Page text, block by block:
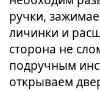
ручки,
личинки и
сторона не
подручным
открываем